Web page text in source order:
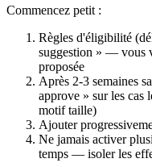
Commencez petit :
Règles d'éligibilité
suggestion » — vous
proposée
Après 2-3 semaines
approve » sur les cas
motif taille)
Ajouter
Ne jamais activer
temps — isoler les